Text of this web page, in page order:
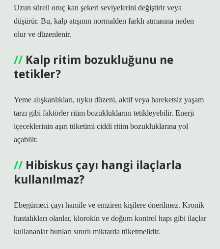
Uzun süreli oruç kan şekeri seviyelerini değiştirir veya
düşürür. Bu, kalp atışının normalden farklı atmasına neden
olur ve düzenlenir.
Kalp ritim bozukluğunu ne
tetikler?
Yeme alışkanlıkları, uyku düzeni, aktif veya hareketsiz yaşam
tarzı gibi faktörler ritim bozukluklarını tetikleyebilir. Enerji
içeceklerinin aşırı tüketimi ciddi ritim bozukluklarına yol
açabilir.
Hibiskus çayı hangi ilaçlarla
kullanılmaz?
Ebegümeci çayı hamile ve emziren kişilere önerilmez. Kronik
hastalıkları olanlar, klorokin ve doğum kontrol hapı gibi ilaçlar
kullananlar bunları sınırlı miktarda tüketmelidir.